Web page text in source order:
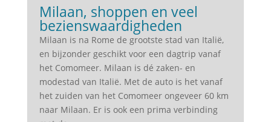
Milaan, shoppen en veel
bezienswaardigheden
Milaan is na Rome de grootste stad van Italië,
en bijzonder geschikt voor een dagtrip vanaf
het Comomeer. Milaan is dé zaken- en
modestad van Italië. Met de auto is het vanaf
het zuiden van het Comomeer ongeveer 60 km
naar Milaan. Er is ook een prima verbinding